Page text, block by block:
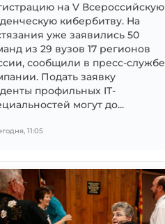
на V Всероссийскую
кибербитву. На
уже заявились 50
из 29 вузов 17 регионов
сообщили в пресс-службе
Подать заявку
профильных IT-
могут до...
11:05